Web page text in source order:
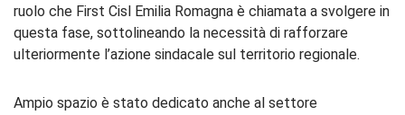
ruolo che First Cisl Emilia Romagna è chiamata a svolgere in
questa fase, sottolineando la necessità di rafforzare
ulteriormente l’azione sindacale sul territorio regionale.
Ampio spazio è stato dedicato anche al settore